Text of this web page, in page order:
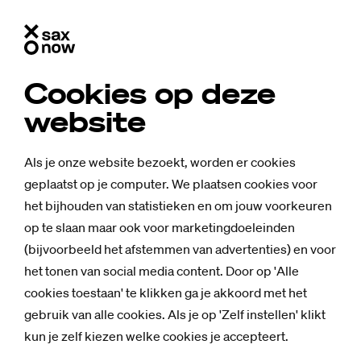
Cookies op deze
website
Als je onze website bezoekt, worden er cookies
geplaatst op je computer. We plaatsen cookies voor
het bijhouden van statistieken en om jouw voorkeuren
op te slaan maar ook voor marketingdoeleinden
(bijvoorbeeld het afstemmen van advertenties) en voor
het tonen van social media content. Door op 'Alle
cookies toestaan' te klikken ga je akkoord met het
gebruik van alle cookies. Als je op 'Zelf instellen' klikt
kun je zelf kiezen welke cookies je accepteert.